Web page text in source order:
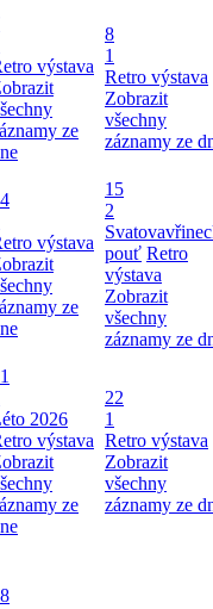
výstava
ze
8
1
Retro výstava
Zobrazit
všechny
záznamy ze
výstava
ze
15
2
pouť Retro
výstava
Zobrazit
všechny
záznamy ze
2026
výstava
ze
22
1
Retro výstava
Zobrazit
všechny
záznamy ze